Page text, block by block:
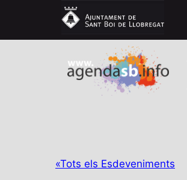
«Tots els Esdeveniments